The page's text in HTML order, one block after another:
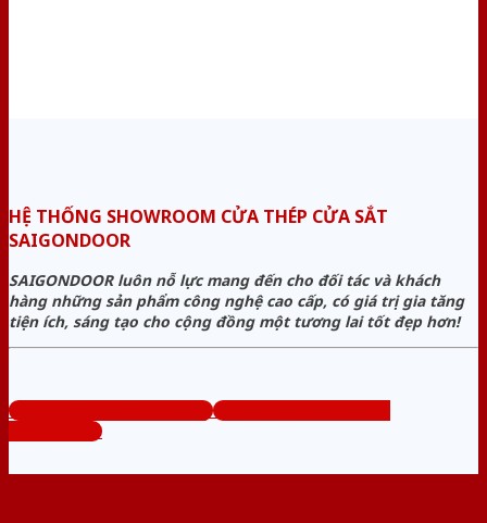
HỆ THỐNG SHOWROOM CỬA THÉP CỬA SẮT
SAIGONDOOR
SAIGONDOOR luôn nỗ lực mang đến cho đối tác và khách
hàng những sản phẩm công nghệ cao cấp, có giá trị gia tăng
tiện ích, sáng tạo cho cộng đồng một tương lai tốt đẹp hơn!
www.cuanhuacomposite.org
Tổng đài tư vấn miễn phí:
0824.400.400